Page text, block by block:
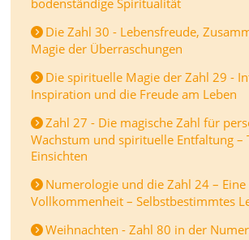
bodenständige Spiritualität
Die Zahl 30 - Lebensfreude,
Magie der Überraschungen
Die spirituelle Magie der Zahl 29 -
Inspiration und die Freude am Leben
Zahl 27 - Die magische Zahl für
Wachstum und spirituelle Entfaltung –
Einsichten
Numerologie und die Zahl 24 – Eine
Vollkommenheit – Selbstbestimmtes
Weihnachten - Zahl 80 in der